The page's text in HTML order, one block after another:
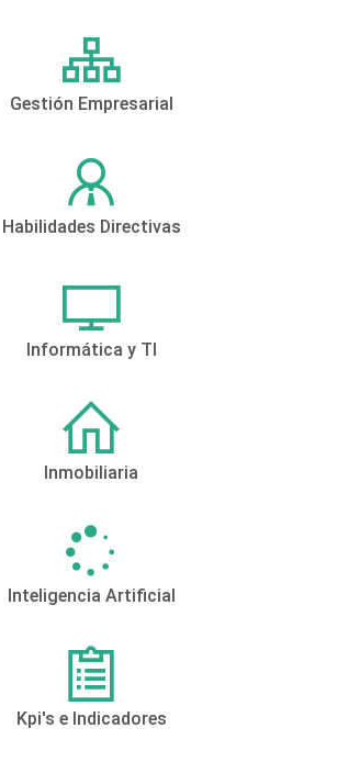
Gestión Empresarial
Habilidades Directivas
Informática y TI
Inmobiliaria
Inteligencia Artificial
Kpi's e Indicadores